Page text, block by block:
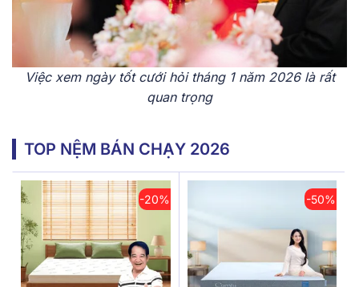
Việc xem ngày tốt cưới hỏi tháng 1 năm 2026 là rất
quan trọng
TOP NỆM BÁN CHẠY 2026
-20% -50%